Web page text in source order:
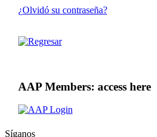
¿Olvidó su contraseña?
AAP Members: access here
Síganos